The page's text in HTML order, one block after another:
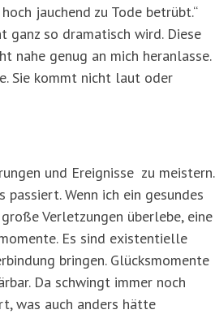
jauchend zu Tode betrübt.“
so dramatisch wird. Diese
nahe genug an mich heranlasse.
Sie kommt nicht laut oder
und Ereignisse zu meistern.
Wenn ich ein gesundes
Verletzungen überlebe, eine
Es sind existentielle
bringen. Glücksmomente
Da schwingt immer noch
was auch anders hätte